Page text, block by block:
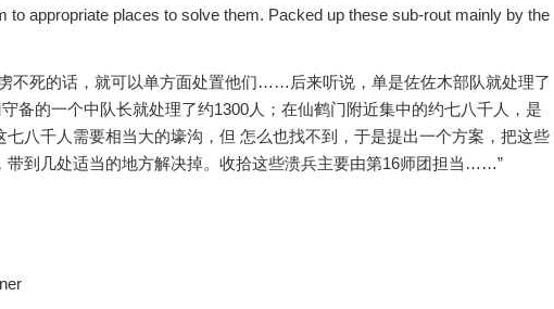
to appropriate places to solve them. Packed up these sub-rout mainly by the
不死的话，就可以单方面处置他们……后来听说，单是佐佐木部队就处理了
备的一个中队长就处理了约1300人；在仙鹤门附近集中的约七八千人，是
七八千人需要相当大的壕沟，但 怎么也找不到，于是提出一个方案，把这些
带到几处适当的地方解决掉。收拾这些溃兵主要由第16师团担当……”